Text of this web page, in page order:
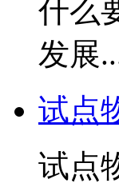
什么
发展
试点
试点